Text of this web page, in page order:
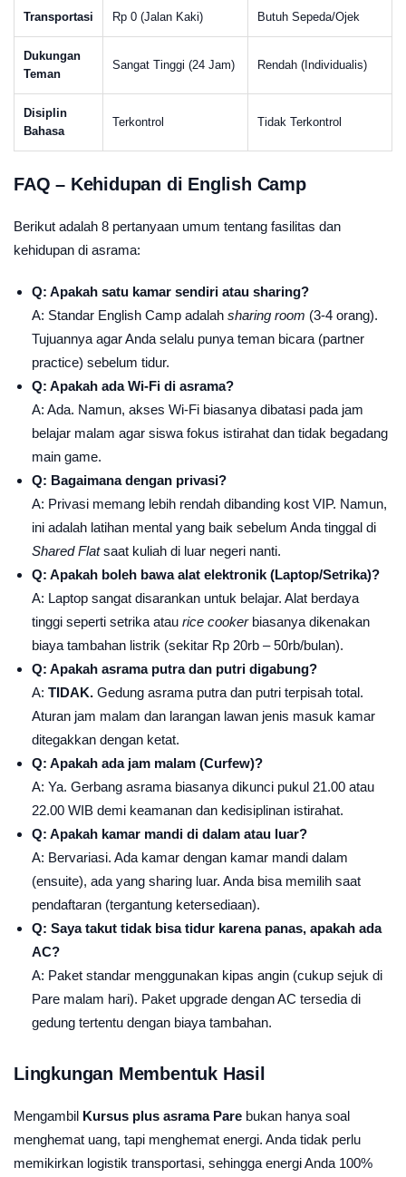
Transportasi Rp 0 (Jalan Kaki) Butuh Sepeda/Ojek
Dukungan
Teman
Sangat Tinggi (24 Jam) Rendah (Individualis)
Disiplin
Bahasa
Terkontrol Tidak Terkontrol
FAQ – Kehidupan di English Camp
Berikut adalah 8 pertanyaan umum tentang fasilitas dan
kehidupan di asrama:
Q: Apakah satu kamar sendiri atau sharing?
A: Standar English Camp adalah sharing room (3-4 orang).
Tujuannya agar Anda selalu punya teman bicara (partner
practice) sebelum tidur.
Q: Apakah ada Wi-Fi di asrama?
A: Ada. Namun, akses Wi-Fi biasanya dibatasi pada jam
belajar malam agar siswa fokus istirahat dan tidak begadang
main game.
Q: Bagaimana dengan privasi?
A: Privasi memang lebih rendah dibanding kost VIP. Namun,
ini adalah latihan mental yang baik sebelum Anda tinggal di
Shared Flatsaat kuliah di luar negeri nanti.
Q: Apakah boleh bawa alat elektronik (Laptop/Setrika)?
A: Laptop sangat disarankan untuk belajar. Alat berdaya
tinggi seperti setrika atau rice cookerbiasanya dikenakan
biaya tambahan listrik (sekitar Rp 20rb – 50rb/bulan).
Q: Apakah asrama putra dan putri digabung?
A: TIDAK. Gedung asrama putra dan putri terpisah total.
Aturan jam malam dan larangan lawan jenis masuk kamar
ditegakkan dengan ketat.
Q: Apakah ada jam malam (Curfew)?
A: Ya. Gerbang asrama biasanya dikunci pukul 21.00 atau
22.00 WIB demi keamanan dan kedisiplinan istirahat.
Q: Apakah kamar mandi di dalam atau luar?
A: Bervariasi. Ada kamar dengan kamar mandi dalam
(ensuite), ada yang sharing luar. Anda bisa memilih saat
pendaftaran (tergantung ketersediaan).
Q: Saya takut tidak bisa tidur karena panas, apakah ada
AC?
A: Paket standar menggunakan kipas angin (cukup sejuk di
Pare malam hari). Paket upgrade dengan AC tersedia di
gedung tertentu dengan biaya tambahan.
Lingkungan Membentuk Hasil
Mengambil Kursus plus asrama Pare bukan hanya soal
menghemat uang, tapi menghemat energi. Anda tidak perlu
memikirkan logistik transportasi, sehingga energi Anda 100%